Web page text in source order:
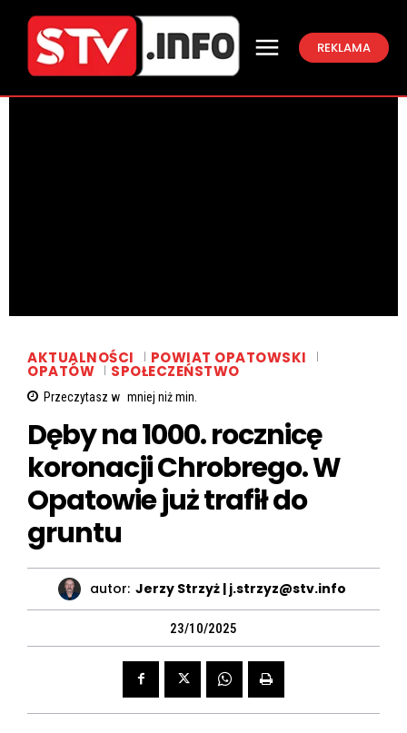
REKLAMA
AKTUALNOŚCI POWIAT OPATOWSKI
OPATÓW SPOŁECZEŃSTWO
Przeczytasz w mniej niżmin.
Dęby na 1000. rocznicę
koronacji Chrobrego. W
Opatowie już trafił do
gruntu
autor: Jerzy Strzyż | j.strzyz@stv.info
23/10/2025